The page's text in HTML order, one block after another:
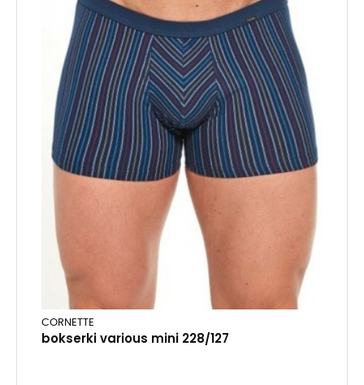
CORNETTE
bokserki various mini 228/127